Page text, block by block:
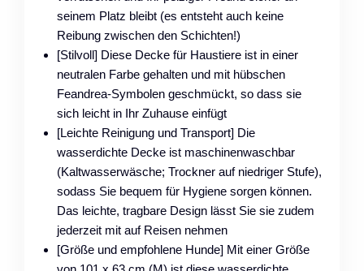
seinem Platz bleibt (es entsteht auch keine
Reibung zwischen den Schichten!)
[Stilvoll] Diese Decke für Haustiere ist in einer
neutralen Farbe gehalten und mit hübschen
Feandrea-Symbolen geschmückt, so dass sie
sich leicht in Ihr Zuhause einfügt
[Leichte Reinigung und Transport] Die
wasserdichte Decke ist maschinenwaschbar
(Kaltwasserwäsche; Trockner auf niedriger Stufe),
sodass Sie bequem für Hygiene sorgen können.
Das leichte, tragbare Design lässt Sie sie zudem
jederzeit mit auf Reisen nehmen
[Größe und empfohlene Hunde] Mit einer Größe